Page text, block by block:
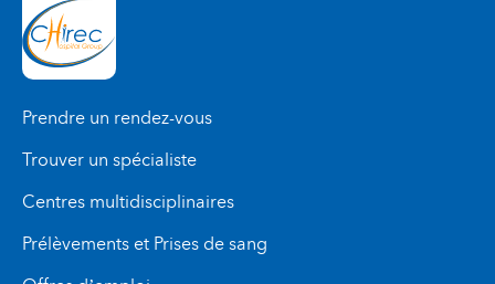
Prendre un rendez-vous
Trouver un spécialiste
Centres multidisciplinaires
Prélèvements et Prises de sang